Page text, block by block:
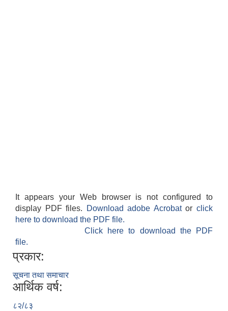
It appears your Web browser is not configured to
display PDF files.
Download adobe Acrobatorclick
here to download the PDF file.
Click here to download the PDF
file.
प्रकार:
सूचना तथा समाचार
आर्थिक वर्ष:
८२/८३